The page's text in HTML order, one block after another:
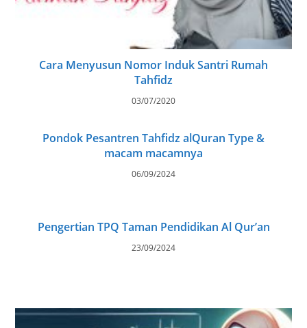
Cara Menyusun Nomor Induk Santri Rumah
Tahfidz
03/07/2020
Pondok Pesantren Tahfidz alQuran Type &
macam macamnya
06/09/2024
Pengertian TPQ Taman Pendidikan Al Qur’an
23/09/2024